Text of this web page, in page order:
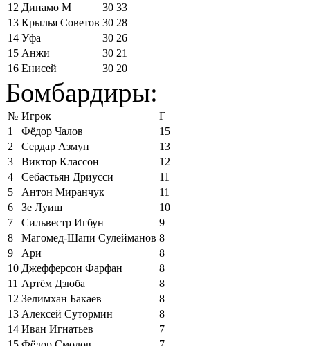
12 Динамо М 30 33
13 Крылья Советов 30 28
14 Уфа 30 26
15 Анжи 30 21
16 Енисей 30 20
Бомбардиры:
№ Игрок
Г
1
Фёдор Чалов
15
2
Сердар Азмун
13
3
Виктор Классон
12
4
Себастьян Дриусси
11
5
Антон Миранчук
11
6
Зе Луиш
10
7
Сильвестр Игбун
9
8
Магомед-Шапи Сулейманов 8
9
Ари
8
10 Джефферсон Фарфан
8
11 Артём Дзюба
8
12 Зелимхан Бакаев
8
13 Алексей Сутормин
8
14 Иван Игнатьев
7